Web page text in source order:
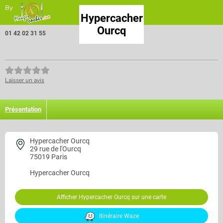
By
Hypercacher
Ourcq
01 42 02 31 55
Laisser un avis
Présentation
Hypercacher Ourcq
29 rue de l'Ourcq
75019 Paris
Hypercacher Ourcq
Afficher Hypercacher Ourcq sur une carte
Itinéraire Waze